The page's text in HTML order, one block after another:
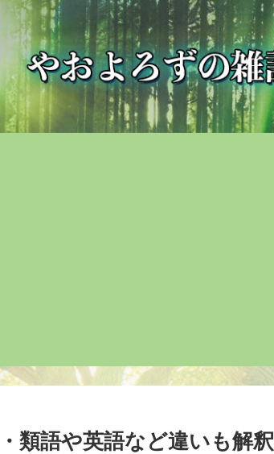
類語や英語など違いも解釈